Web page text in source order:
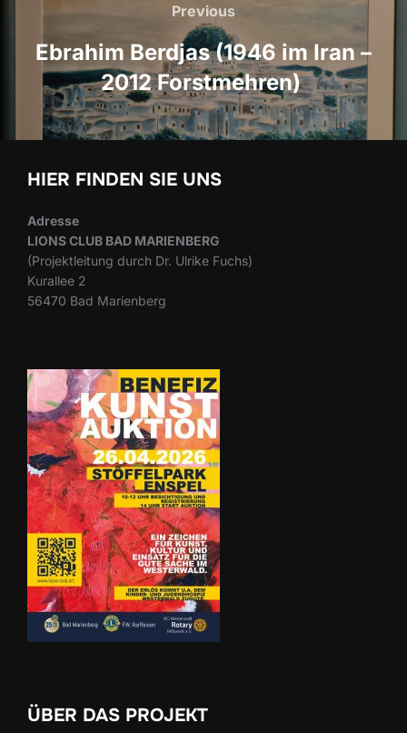
Previous
Previous
Ebrahim Berdjas (1946 im Iran –
2012 Forstmehren)
HIER FINDEN SIE UNS
Adresse
LIONS CLUB BAD MARIENBERG
(Projektleitung durch Dr. Ulrike Fuchs)
Kurallee 2
56470 Bad Marienberg
ÜBER DAS PROJEKT